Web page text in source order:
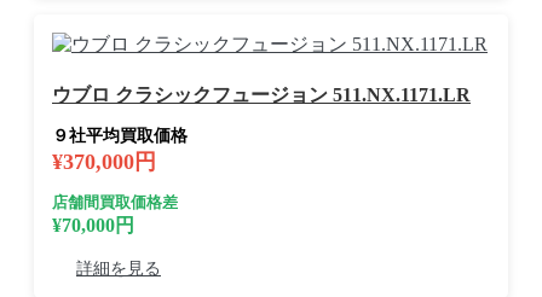
ウブロ クラシックフュージョン 511.NX.1171.LR
９社平均買取価格
¥370,000円
店舗間買取価格差
¥70,000円
詳細を見る